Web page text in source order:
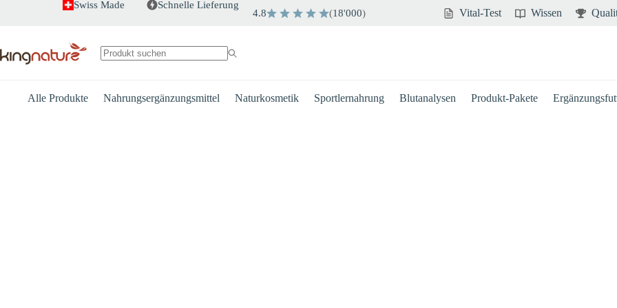
Swiss Made Schnelle Lieferung
4.8 (18'000) Vital-Test Wissen
Alle Produkte Nahrungsergänzungsmittel Naturkosmetik Sportlernahrung Blutanalysen Produkt-Pakete